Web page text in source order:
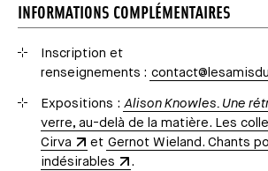
INFORMATIONS COMPLÉMENTAIRES
Inscription et
renseignements :
Expositions : Alison Knowles. Une
verre, au-delà de la matière. Les
Cirva
et Gernot Wieland. Chants
indésirables
.